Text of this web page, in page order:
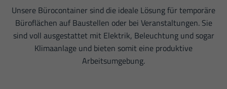
Unsere Bürocontainer sind die ideale Lösung für temporäre
Büroflächen auf Baustellen oder bei Veranstaltungen. Sie
sind voll ausgestattet mit Elektrik, Beleuchtung und sogar
Klimaanlage und bieten somit eine produktive
Arbeitsumgebung.